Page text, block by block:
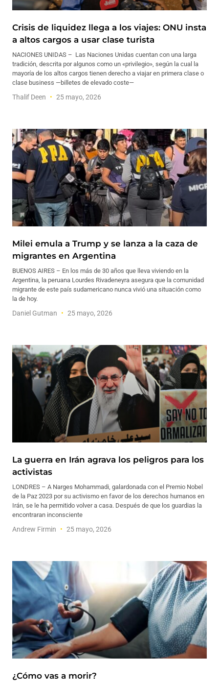
Crisis de liquidez llega a los viajes: ONU insta
a altos cargos a usar clase turista
NACIONES UNIDAS – Las Naciones Unidas cuentan con una larga
tradición, descrita por algunos como un «privilegio», según la cual la
mayoría de los altos cargos tienen derecho a viajar en primera clase o
clase business —billetes de elevado coste—
Thalif Deen 25 mayo, 2026
Milei emula a Trump y se lanza a la caza de
migrantes en Argentina
BUENOS AIRES – En los más de 30 años que lleva viviendo en la
Argentina, la peruana Lourdes Rivadeneyra asegura que la comunidad
migrante de este país sudamericano nunca vivió una situación como
la de hoy.
Daniel Gutman 25 mayo, 2026
La guerra en Irán agrava los peligros para los
activistas
LONDRES – A Narges Mohammadi, galardonada con el Premio Nobel
de la Paz 2023 por su activismo en favor de los derechos humanos en
Irán, se le ha permitido volver a casa. Después de que los guardias la
encontraran inconsciente
Andrew Firmin 25 mayo, 2026
¿Cómo vas a morir?